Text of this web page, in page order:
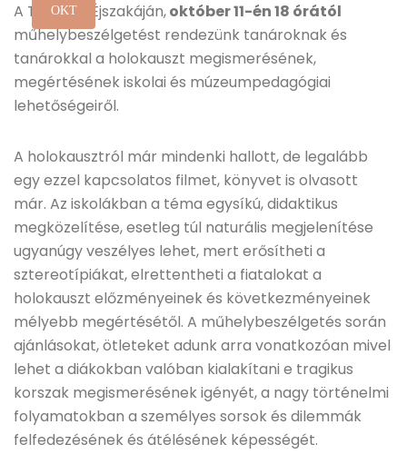
OKT
A Tanárok Éjszakáján,október 11-én 18 órától
műhelybeszélgetést rendezünk tanároknak és
tanárokkal a holokauszt megismerésének,
megértésének iskolai és múzeumpedagógiai
lehetőségeiről.
A holokausztról már mindenki hallott, de legalább
egy ezzel kapcsolatos filmet, könyvet is olvasott
már. Az iskolákban a téma egysíkú, didaktikus
megközelítése, esetleg túl naturális megjelenítése
ugyanúgy veszélyes lehet, mert erősítheti a
sztereotípiákat, elrettentheti a fiatalokat a
holokauszt előzményeinek és következményeinek
mélyebb megértésétől. A műhelybeszélgetés során
ajánlásokat, ötleteket adunk arra vonatkozóan mivel
lehet a diákokban valóban kialakítani e tragikus
korszak megismerésének igényét, a nagy történelmi
folyamatokban a személyes sorsok és dilemmák
felfedezésének és átélésének képességét.